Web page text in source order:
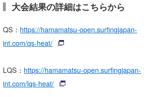
大会結果の詳細はこちらから
QS： https://hamamatsu-open.surfingjapan-
int.com/qs-heat/
LQS： https://hamamatsu-open.surfingjapan-
int.com/lqs-heat/